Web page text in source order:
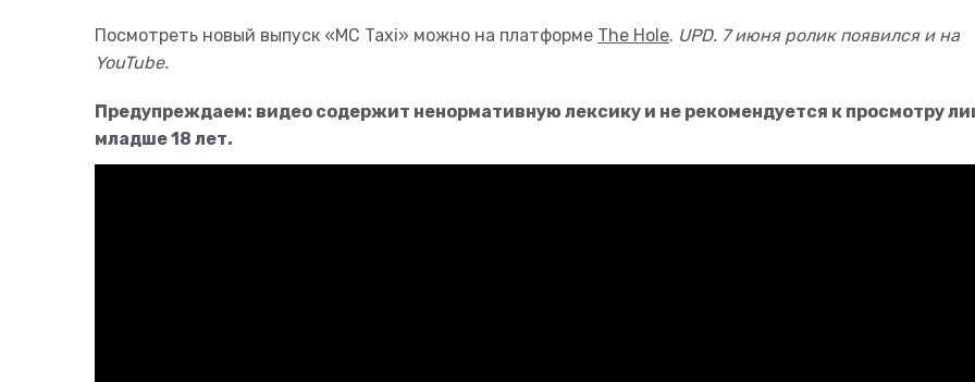
Посмотреть новый выпуск «MC Taxi» можно на платформе The Hole. UPD. 7 июня ролик появился и на
YouTube.
Предупреждаем: видео содержит ненормативную лексику и не рекомендуется к просмотру
младше 18 лет.